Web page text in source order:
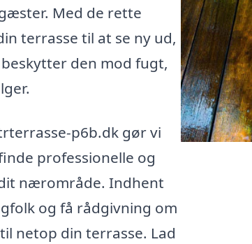
Med de rette
terrasse til at se ny ud,
den mod fugt,
p6b.dk gør vi
professionelle og
nærområde. Indhent
og få rådgivning om
netop din terrasse. Lad